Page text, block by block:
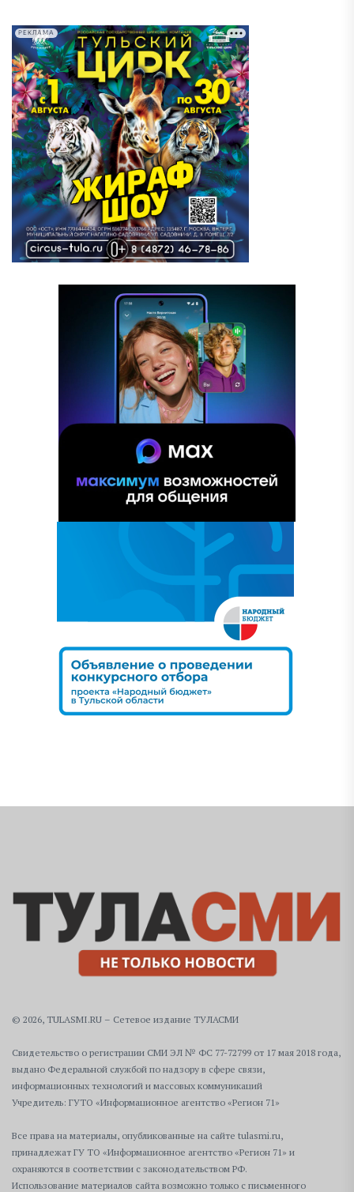
РЕКЛАМА
© 2026, TULASMI.RU – Сетевое издание ТУЛАСМИ
Свидетельство о регистрации СМИ ЭЛ № ФС 77-72799 от 17 мая 2018 года,
выдано Федеральной службой по надзору в сфере связи,
информационных технологий и массовых коммуникаций
Учредитель: ГУТО «Информационное агентство «Регион 71»
Все права на материалы, опубликованные на сайте tulasmi.ru,
принадлежат ГУ ТО «Информационное агентство «Регион 71» и
охраняются в соответствии с законодательством РФ.
Использование материалов сайта возможно только с письменного